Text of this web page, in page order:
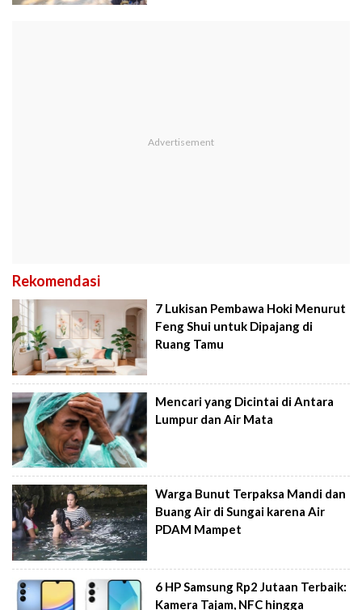
Rekomendasi
7 Lukisan Pembawa Hoki Menurut
Feng Shui untuk Dipajang di
Ruang Tamu
Mencari yang Dicintai di Antara
Lumpur dan Air Mata
Warga Bunut Terpaksa Mandi dan
Buang Air di Sungai karena Air
PDAM Mampet
6 HP Samsung Rp2 Jutaan Terbaik:
Kamera Tajam, NFC hingga